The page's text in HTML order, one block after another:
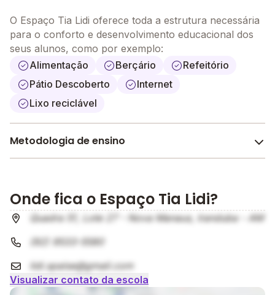
O Espaço Tia Lidi oferece toda a estrutura necessária
para o conforto e desenvolvimento educacional dos
seus alunos, como por exemplo:
Alimentação
Berçário
Refeitório
Pátio Descoberto
Internet
Lixo reciclável
Metodologia de ensino
adotados pela escola no processo de ensino e
aprendizagem do aluno.
Onde fica o Espaço Tia Lidi?
Quadra 51, Lote 27 - Nova Manaus, Iranduba - AM
(92) 9533-5580
lidi.spaise@gmail.com
Visualizar contato da escola